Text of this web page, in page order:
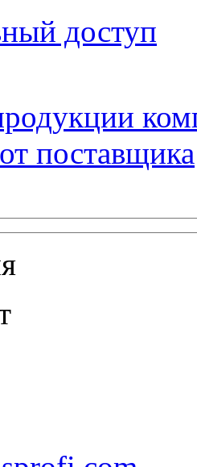
доступ
поставщика